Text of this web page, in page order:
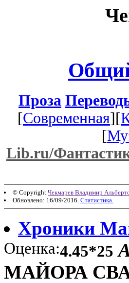
Проза
[Современная][
[
Lib.ru/
© Copyright Чекмарев Владимир
Обновлено: 16/09/2016. Статистика.
Хроники
Оценка:4.45*25
МАЙОРА